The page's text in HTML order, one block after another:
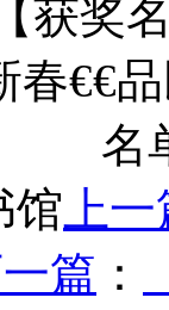
馆 上
篇 ：